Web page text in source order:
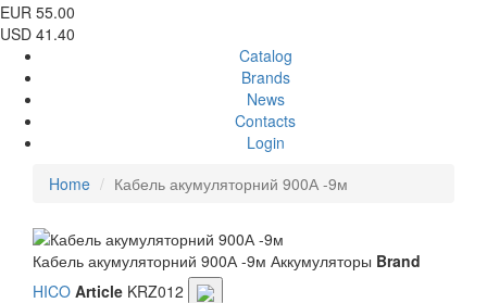
EUR 55.00
USD 41.40
Catalog
Brands
News
Contacts
Login
Home
Кабель акумуляторний 900А -9м
Кабель акумуляторний 900А -9м Аккумуляторы Brand
HICO Article KRZ012